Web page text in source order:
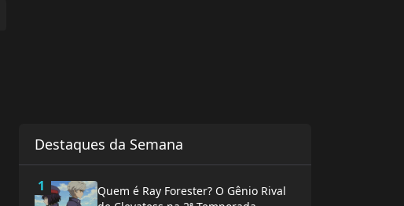
Destaques da Semana
1
Quem é Ray Forester? O Gênio Rival